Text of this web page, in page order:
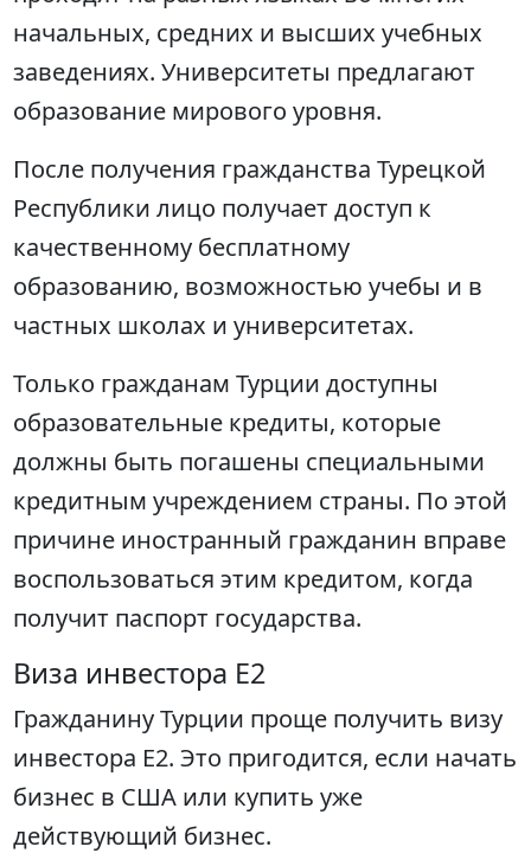
начальных, средних и высших учебных
заведениях. Университеты предлагают
образование мирового уровня.
После получения гражданства Турецкой
Республики лицо получает доступ к
качественному бесплатному
образованию, возможностью учебы и в
частных школах и университетах.
Только гражданам Турции доступны
образовательные кредиты, которые
должны быть погашены специальными
кредитным учреждением страны. По этой
причине иностранный гражданин вправе
воспользоваться этим кредитом, когда
получит паспорт государства.
Виза инвестора E2
Гражданину Турции проще получить визу
инвестора E2. Это пригодится, если начать
бизнес в США или купить уже
действующий бизнес.